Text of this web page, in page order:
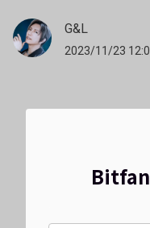
G&L
2023/11/23